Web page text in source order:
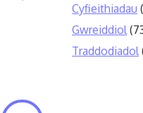
Cyfieithiadau
Gwreiddiol
Traddodiadol